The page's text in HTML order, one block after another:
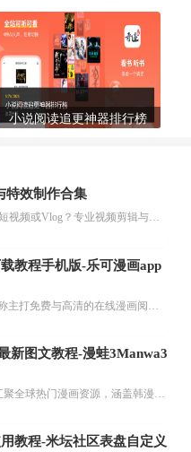
小说阅读追更神器排行榜
特效制作合集
教程手机版-乐可漫画app
乐可漫画APP，堪称主打免费与高清的在线漫画阅读神器。其官方版提供海量完整版漫画资源，无论是国内漫画，还是日漫、韩漫、台漫、美漫等国外漫画，应有尽有，随时供你阅读。只需轻点一下，便能直接进入阅读界面。不仅如此，乐可漫画最新版本更新速度极快，在这里，你总能抢先看到全网一手漫画章节内容！...
新图文教程-漫蛙3Manwa3
漫蛙MANWA3，汇聚全球热门漫画资源，涵盖韩漫、欧美漫画、国漫等多种类型，题材丰富多样，全方位满足用户阅读喜好。它不仅是阅读平台，更是创作平台，为广大用户打造零门槛创作环境。...
教程-米坛社区表盘自定义